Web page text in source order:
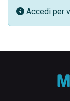
Accedi per